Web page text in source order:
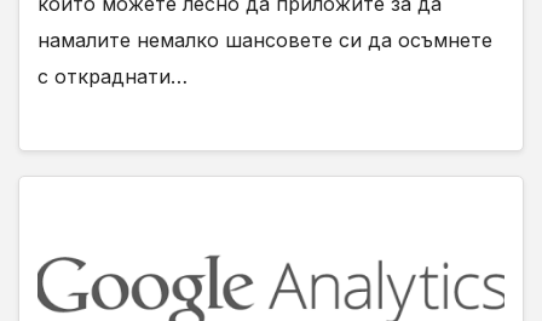
намалите немалко шансовете си да осъмнете
с откраднати…